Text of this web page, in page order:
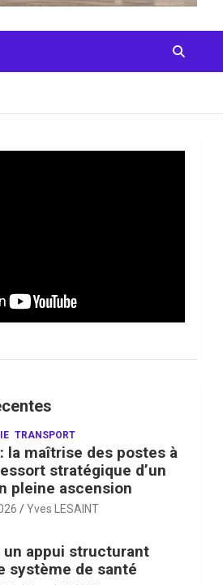
TRANSPORT
la maîtrise des postes à
stratégique d’un
pleine ascension
Yves LESAINT
un appui structurant
système de santé